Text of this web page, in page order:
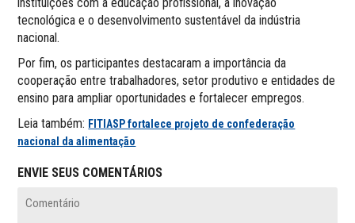
tecnológica e o desenvolvimento sustentável da indústria
nacional.
Por fim, os participantes destacaram a importância da
cooperação entre trabalhadores, setor produtivo e entidades de
ensino para ampliar oportunidades e fortalecer empregos.
Leia também: FITIASP fortalece projeto de confederação
nacional da alimentação
ENVIE SEUS COMENTÁRIOS